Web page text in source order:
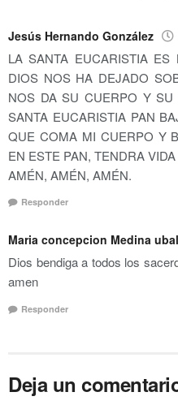
Jesús Hernando González
LA SANTA EUCARISTIA
DIOS NOS HA DEJADO
NOS DA SU CUERPO Y
SANTA EUCARISTIA PAN
QUE COMA MI CUERPO Y
EN ESTE PAN, TENDRA
AMÉN, AMÉN, AMÉN.
Responder
Maria concepcion Medina
Dios bendiga a todos los
amen
Responder
Deja un